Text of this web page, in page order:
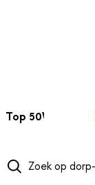
Top 50Webcams